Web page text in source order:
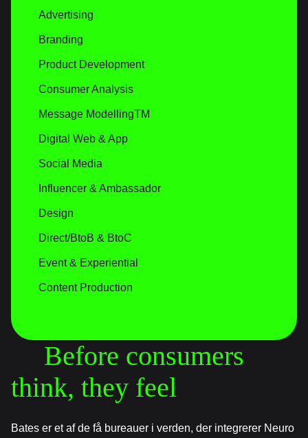
Advertising
Branding
Product Development
Consumer Analysis
Message ModellingTM
Digital Web & App
Social Media
Influencer & Ambassador
Design
Direct/BtoB & BtoC
Event & Experiential
Content Production
Before consumers
think, they feel
Bates er et af de få bureauer i verden, der integrerer Neuro